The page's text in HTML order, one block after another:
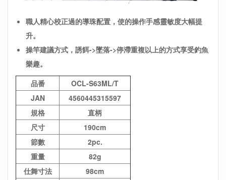
職人精心校正過的導珠配置，使的操作手感靈敏度大幅提
升。
操竿建議方式，誘餌->墜落->停滯重複以上的方式享受釣魚
樂趣。
品番
OCL-S63ML/T
JAN
4560445315597
規格
直柄
尺寸
190cm
節數
2pc.
重量
82g
仕舞寸法
98cm